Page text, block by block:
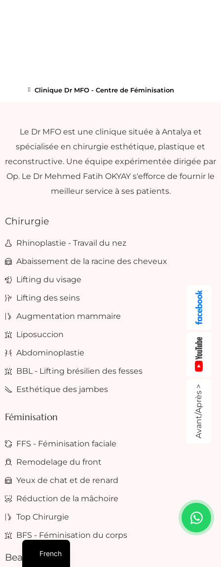
Clinique Dr MFO - Centre de Féminisation
Le Dr MFO est une clinique située à Antalya et
spécialisée en chirurgie esthétique, plastique et
reconstructive. Une équipe expérimentée dirigée par
Op. Le Dr Mehmed Fatih OKYAY s'efforce de fournir le
meilleur service à ses patients.
Chirurgie
Rhinoplastie - Travail du nez
Abaissement de la racine des cheveux
Lifting du visage
Lifting des seins
Augmentation mammaire
Liposuccion
Abdominoplastie
BBL - Lifting brésilien des fesses
Esthétique des jambes
Féminisation
FFS - Féminisation faciale
Remodelage du front
Yeux de chat et de renard
Réduction de la mâchoire
Top Chirurgie
BFS - Féminisation du corps
Beauté
Avant/Après >
French